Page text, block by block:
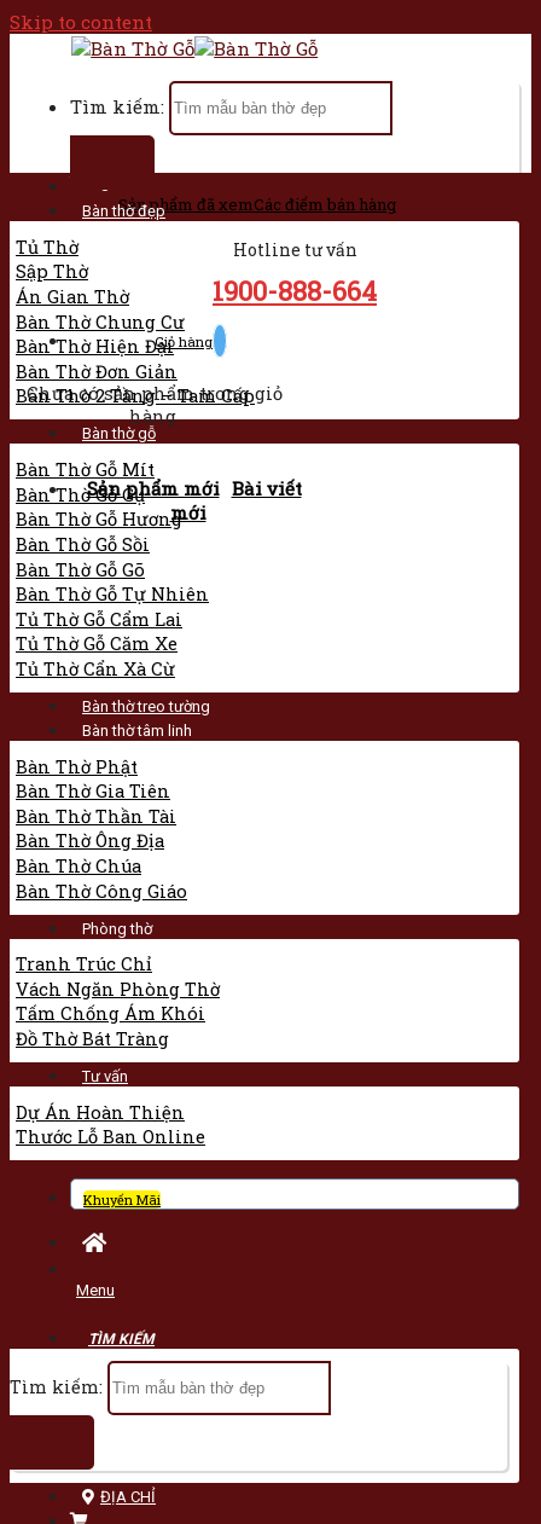
Skip to content
Tìm kiếm:
Sản phẩm đã xemCác điểm bán hàng
Hotline tư vấn
1900-888-664
Giỏ hàng
Chưa có sản phẩm trong giỏ
hàng.
Sản phẩm mới Bài viết
mới
Bàn thờ đẹp
Tủ Thờ
Sập Thờ
Án Gian Thờ
Bàn Thờ Chung Cư
Bàn Thờ Hiện Đại
Bàn Thờ Đơn Giản
Bàn Thờ 2 Tầng – Tam Cấp
Bàn thờ gỗ
Bàn Thờ Gỗ Mít
Bàn Thờ Gỗ Gụ
Bàn Thờ Gỗ Hương
Bàn Thờ Gỗ Sồi
Bàn Thờ Gỗ Gõ
Bàn Thờ Gỗ Tự Nhiên
Tủ Thờ Gỗ Cẩm Lai
Tủ Thờ Gỗ Căm Xe
Tủ Thờ Cẩn Xà Cừ
Bàn thờ treo tường
Bàn thờ tâm linh
Bàn Thờ Phật
Bàn Thờ Gia Tiên
Bàn Thờ Thần Tài
Bàn Thờ Ông Địa
Bàn Thờ Chúa
Bàn Thờ Công Giáo
Phòng thờ
Tranh Trúc Chỉ
Vách Ngăn Phòng Thờ
Tấm Chống Ám Khói
Đồ Thờ Bát Tràng
Tư vấn
Dự Án Hoàn Thiện
Thước Lỗ Ban Online
Khuyến Mãi
Menu
Tìm kiếm:
ĐỊA CHỈ